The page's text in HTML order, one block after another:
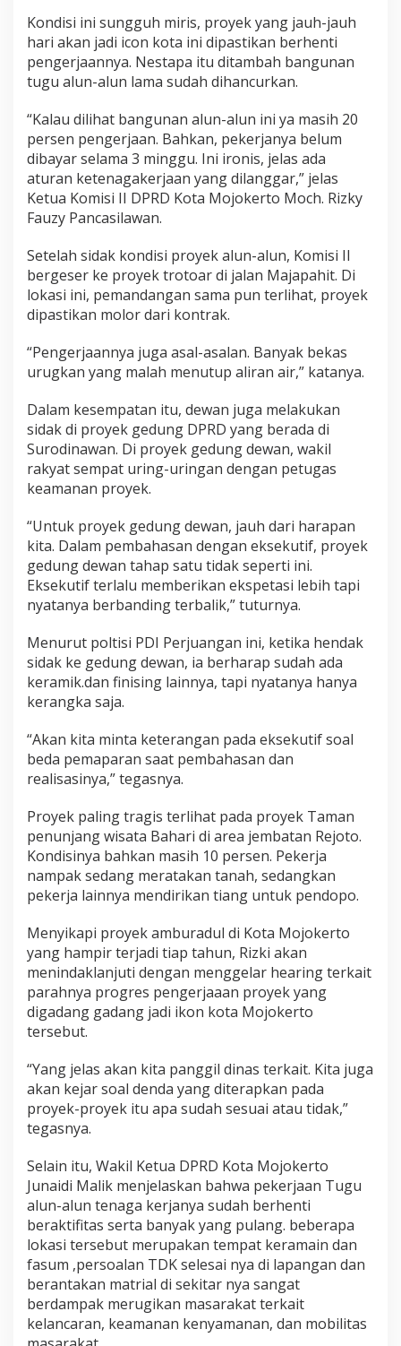
Kondisi ini sungguh miris, proyek yang jauh-jauh
hari akan jadi icon kota ini dipastikan berhenti
pengerjaannya. Nestapa itu ditambah bangunan
tugu alun-alun lama sudah dihancurkan.
“Kalau dilihat bangunan alun-alun ini ya masih 20
persen pengerjaan. Bahkan, pekerjanya belum
dibayar selama 3 minggu. Ini ironis, jelas ada
aturan ketenagakerjaan yang dilanggar,” jelas
Ketua Komisi II DPRD Kota Mojokerto Moch. Rizky
Fauzy Pancasilawan.
Setelah sidak kondisi proyek alun-alun, Komisi II
bergeser ke proyek trotoar di jalan Majapahit. Di
lokasi ini, pemandangan sama pun terlihat, proyek
dipastikan molor dari kontrak.
“Pengerjaannya juga asal-asalan. Banyak bekas
urugkan yang malah menutup aliran air,” katanya.
Dalam kesempatan itu, dewan juga melakukan
sidak di proyek gedung DPRD yang berada di
Surodinawan. Di proyek gedung dewan, wakil
rakyat sempat uring-uringan dengan petugas
keamanan proyek.
“Untuk proyek gedung dewan, jauh dari harapan
kita. Dalam pembahasan dengan eksekutif, proyek
gedung dewan tahap satu tidak seperti ini.
Eksekutif terlalu memberikan ekspetasi lebih tapi
nyatanya berbanding terbalik,” tuturnya.
Menurut poltisi PDI Perjuangan ini, ketika hendak
sidak ke gedung dewan, ia berharap sudah ada
keramik.dan finising lainnya, tapi nyatanya hanya
kerangka saja.
“Akan kita minta keterangan pada eksekutif soal
beda pemaparan saat pembahasan dan
realisasinya,” tegasnya.
Proyek paling tragis terlihat pada proyek Taman
penunjang wisata Bahari di area jembatan Rejoto.
Kondisinya bahkan masih 10 persen. Pekerja
nampak sedang meratakan tanah, sedangkan
pekerja lainnya mendirikan tiang untuk pendopo.
Menyikapi proyek amburadul di Kota Mojokerto
yang hampir terjadi tiap tahun, Rizki akan
menindaklanjuti dengan menggelar hearing terkait
parahnya progres pengerjaaan proyek yang
digadang gadang jadi ikon kota Mojokerto
tersebut.
“Yang jelas akan kita panggil dinas terkait. Kita juga
akan kejar soal denda yang diterapkan pada
proyek-proyek itu apa sudah sesuai atau tidak,”
tegasnya.
Selain itu, Wakil Ketua DPRD Kota Mojokerto
Junaidi Malik menjelaskan bahwa pekerjaan Tugu
alun-alun tenaga kerjanya sudah berhenti
beraktifitas serta banyak yang pulang. beberapa
lokasi tersebut merupakan tempat keramain dan
fasum ,persoalan TDK selesai nya di lapangan dan
berantakan matrial di sekitar nya sangat
berdampak merugikan masarakat terkait
kelancaran, keamanan kenyamanan, dan mobilitas